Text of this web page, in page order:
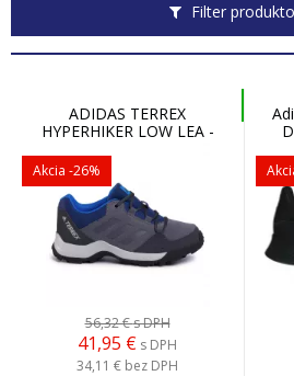
Filter
ADIDAS TERREX
HYPERHIKER LOW LEA -
Akcia -26%
56,32 €s DPH
41,95 € s DPH
34,11 € bez DPH